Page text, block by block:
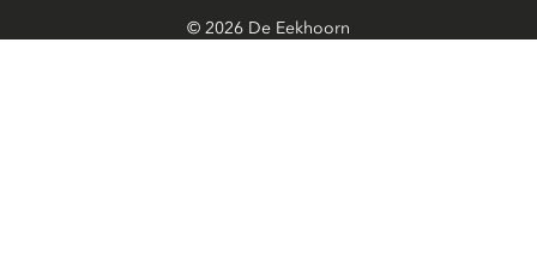
© 2026 De Eekhoorn